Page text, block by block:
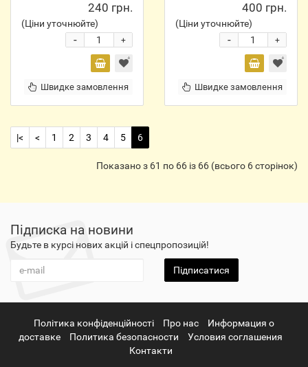
240 грн.
(Ціни уточнюйте)
+
-
Швидке замовлення
400 грн.
(Ціни уточнюйте)
+
-
Швидке замовлення
|< < 1 2 3 4 5 6
Показано з 61 по 66 із 66 (всього 6 сторінок)
Підписка на новини
Будьте в курсі нових акцій і спецпропозицій!
Підписатися
Політика конфіденційності Про нас
Информация о
доставке
Политика безопасности
Условия соглашения
Контакти